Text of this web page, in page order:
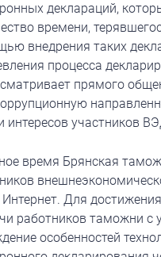
деклараций,
времени,
внедрения таких
процесса
прямого
интересов участников
время Брянская
Интернет. Для
работников таможни с
особенностей